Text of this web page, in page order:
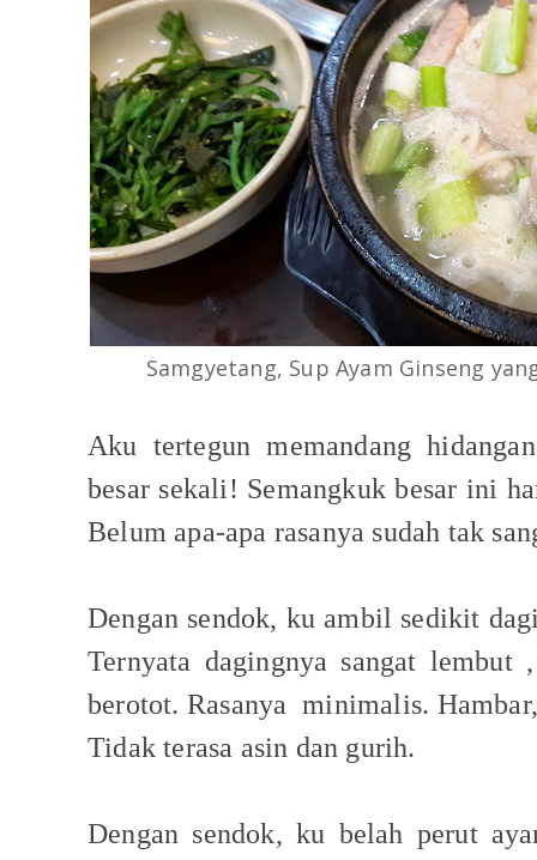
Samgyetang, Sup Ayam Ginseng
Aku tertegun memandang
besar sekali! Semangkuk besar ini
Belum apa-apa rasanya sudah tak
Dengan sendok, ku ambil sedikit
Ternyata dagingnya sangat
berotot. Rasanya minimalis.
Tidak terasa asin dan gurih.
Dengan sendok, ku belah perut